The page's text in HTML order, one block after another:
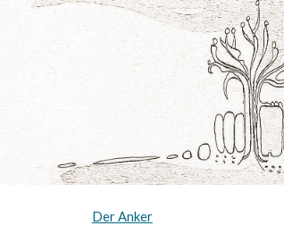
Der Anker